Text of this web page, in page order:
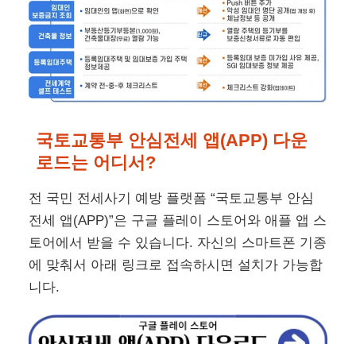
국토교통부 안심전세 앱(APP) 다운
로드는 어디서?
전 국민 전세사기 예방 플랫폼 “국토교통부 안심
전세 앱(APP)”은 구글 플레이 스토어와 애플 앱 스
토어에서 받을 수 있습니다. 자신의 스마트폰 기종
에 맞춰서 아래 링크로 접속하시면 설치가 가능합
니다.